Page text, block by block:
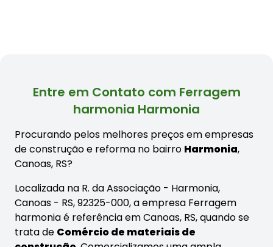
Entre em Contato com Ferragem
harmonia Harmonia
Procurando pelos melhores preços em empresas
de construção e reforma no bairro Harmonia,
Canoas, RS?
Localizada na R. da Associação - Harmonia,
Canoas - RS, 92325-000, a empresa Ferragem
harmonia é referência em Canoas, RS, quando se
trata de Comércio de materiais de